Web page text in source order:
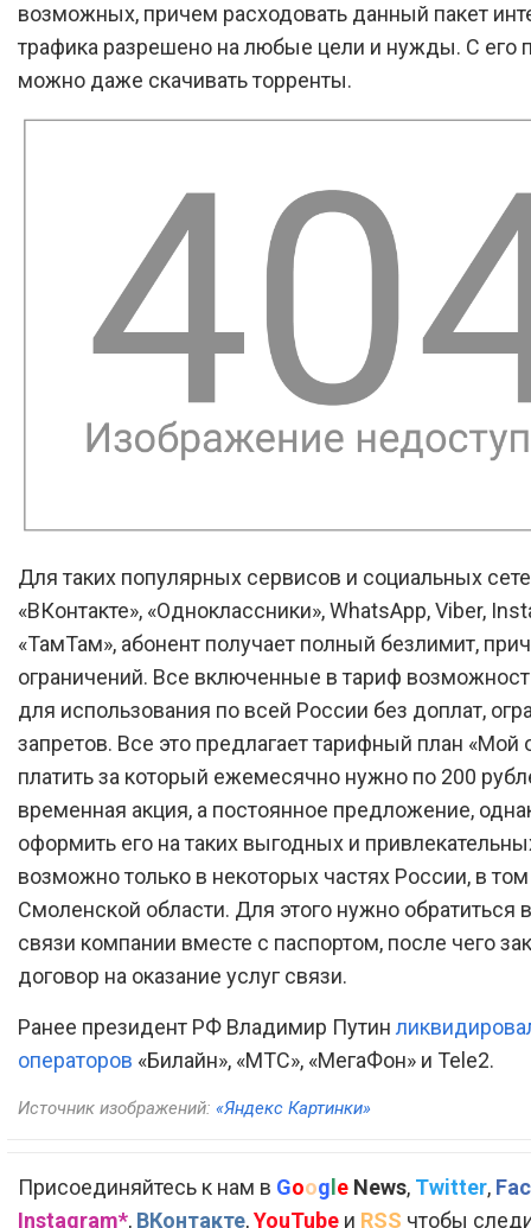
возможных, причем расходовать данный пакет
трафика разрешено на любые цели и нужды. С
можно даже скачивать торренты.
Для таких популярных сервисов и социальных
«ВКонтакте», «Одноклассники», WhatsApp, Viber,
«ТамТам», абонент получает полный безлимит,
ограничений. Все включенные в тариф
для использования по всей России без доплат,
запретов. Все это предлагает тарифный план «Мой
платить за который ежемесячно нужно по 200
временная акция, а постоянное предложение,
оформить его на таких выгодных и
возможно только в некоторых частях России, в
Смоленской области. Для этого нужно обратиться
связи компании вместе с паспортом, после чего
договор на оказание услуг связи.
Ранее президент РФ Владимир Путин
операторов «Билайн», «МТС», «МегаФон» и Tele2.
Источник изображений: «Яндекс Картинки»
Присоединяйтесь к нам в Google News, Twitter,
Instagram*, ВКонтакте,YouTube и RSS чтобы